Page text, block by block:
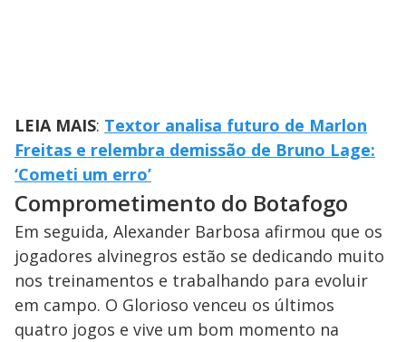
LEIA MAIS: Textor analisa futuro de Marlon
Freitas e relembra demissão de Bruno Lage:
‘Cometi um erro’
Comprometimento do Botafogo
Em seguida, Alexander Barbosa afirmou que os
jogadores alvinegros estão se dedicando muito
nos treinamentos e trabalhando para evoluir
em campo. O Glorioso venceu os últimos
quatro jogos e vive um bom momento na